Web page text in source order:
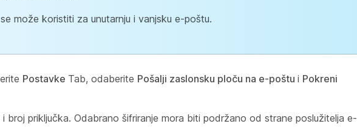
može koristiti za unutarnju i vanjsku e-poštu.
Postavke Tab, odaberite Pošalji zaslonsku ploču na e-poštu i Pokreni
broj priključka. Odabrano šifriranje mora biti podržano od strane poslužitelja e-